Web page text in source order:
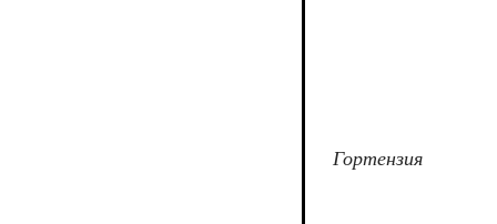
Гортензия